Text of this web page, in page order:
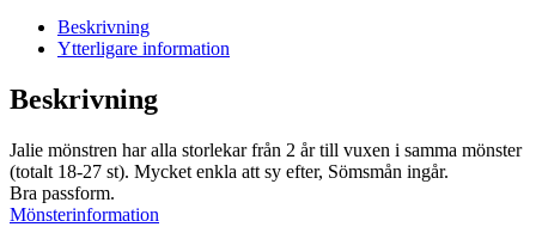
Beskrivning
Ytterligare information
Beskrivning
Jalie mönstren har alla storlekar från 2 år till vuxen i samma mönster
(totalt 18-27 st). Mycket enkla att sy efter, Sömsmån ingår.
Bra passform.
Mönsterinformation